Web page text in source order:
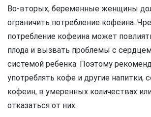
Во-вторых, беременные женщины
ограничить потребление кофеина.
потребление кофеина может
плода и вызвать проблемы с
системой ребенка. Поэтому
употреблять кофе и другие напитки,
кофеин, в умеренных количествах
отказаться от них.